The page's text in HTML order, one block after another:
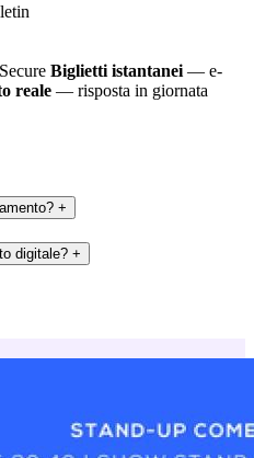
Biglietti istantanei — e-
reale — risposta in giornata
+
digitale? +